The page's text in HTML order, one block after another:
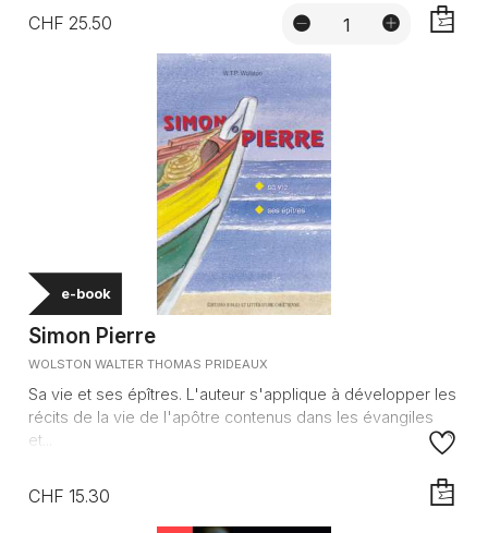
CHF 25.50
e-book
Simon Pierre
WOLSTON WALTER THOMAS PRIDEAUX
Sa vie et ses épîtres. L'auteur s'applique à développer les
récits de la vie de l'apôtre contenus dans les évangiles
et...
CHF 15.30